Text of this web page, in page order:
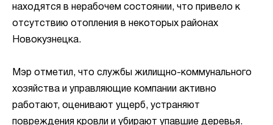
находятся в нерабочем состоянии, что привело к
отсутствию отопления в некоторых районах
Новокузнецка.
Мэр отметил, что службы жилищно-коммунального
хозяйства и управляющие компании активно
работают, оценивают ущерб, устраняют
повреждения кровли и убирают упавшие деревья.